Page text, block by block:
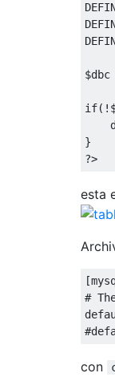
$dbc
if
?>
esta
#
con